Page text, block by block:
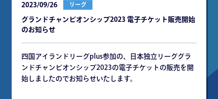
2023/09/26 リーグ
グランドチャンピオンシップ2023 電子チケット販売開始
のお知らせ
四国アイランドリーグplus参加の、日本独立リーググラ
ンドチャンピオンシップ2023の電子チケットの販売を開
始しましたのでお知らせいたします。